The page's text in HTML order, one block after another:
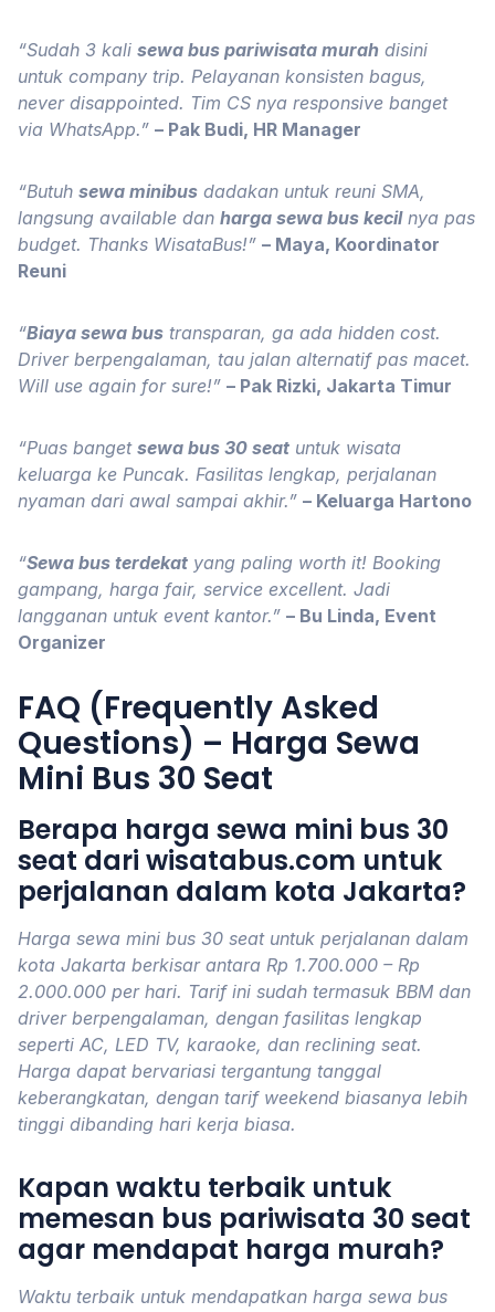
“Sudah 3 kali sewa bus pariwisata murah disini
untuk company trip. Pelayanan konsisten bagus,
never disappointed. Tim CS nya responsive banget
via WhatsApp.” – Pak Budi, HR Manager
“Butuh sewa minibus dadakan untuk reuni SMA,
langsung available dan harga sewa bus kecilnya pas
budget. Thanks WisataBus!” – Maya, Koordinator
Reuni
“Biaya sewa bus transparan, ga ada hidden cost.
Driver berpengalaman, tau jalan alternatif pas macet.
Will use again for sure!” – Pak Rizki, Jakarta Timur
“Puas banget sewa bus 30 seat untuk wisata
keluarga ke Puncak. Fasilitas lengkap, perjalanan
nyaman dari awal sampai akhir.” – Keluarga Hartono
“Sewa bus terdekat yang paling worth it! Booking
gampang, harga fair, service excellent. Jadi
langganan untuk event kantor.” – Bu Linda, Event
Organizer
FAQ (Frequently Asked
Questions) – Harga Sewa
Mini Bus 30 Seat
Berapa harga sewa mini bus 30
seat dari wisatabus.com untuk
perjalanan dalam kota Jakarta?
Harga sewa mini bus 30 seat untuk perjalanan dalam
kota Jakarta berkisar antara Rp 1.700.000 – Rp
2.000.000 per hari. Tarif ini sudah termasuk BBM dan
driver berpengalaman, dengan fasilitas lengkap
seperti AC, LED TV, karaoke, dan reclining seat.
Harga dapat bervariasi tergantung tanggal
keberangkatan, dengan tarif weekend biasanya lebih
tinggi dibanding hari kerja biasa.
Kapan waktu terbaik untuk
memesan bus pariwisata 30 seat
agar mendapat harga murah?
Waktu terbaik untuk mendapatkan harga sewa bus